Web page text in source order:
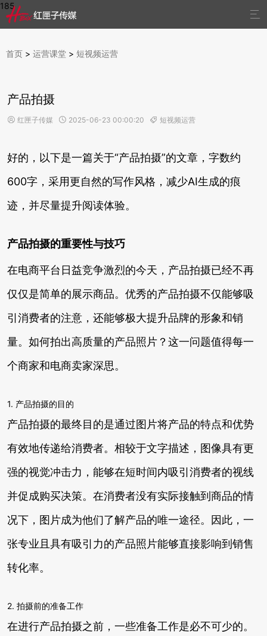
185

首页 > 运营课堂 > 短视频运营
产品拍摄
 红匣子传媒  2025-06-23 00:00:20  短视频运营
好的，以下是一篇关于“产品拍摄”的文章，字数约
600字，采用更自然的写作风格，减少AI生成的痕
迹，并尽量提升阅读体验。
产品拍摄的重要性与技巧
在电商平台日益竞争激烈的今天，产品拍摄已经不再
仅仅是简单的展示商品。优秀的产品拍摄不仅能够吸
引消费者的注意，还能够极大提升品牌的形象和销
量。如何拍出高质量的产品照片？这一问题值得每一
个商家和电商卖家深思。
1. 产品拍摄的目的
产品拍摄的最终目的是通过图片将产品的特点和优势
有效地传递给消费者。相较于文字描述，图像具有更
强的视觉冲击力，能够在短时间内吸引消费者的视线
并促成购买决策。在消费者没有实际接触到商品的情
况下，图片成为他们了解产品的唯一途径。因此，一
张专业且具有吸引力的产品照片能够直接影响到销售
转化率。
2. 拍摄前的准备工作
在进行产品拍摄之前，一些准备工作是必不可少的。